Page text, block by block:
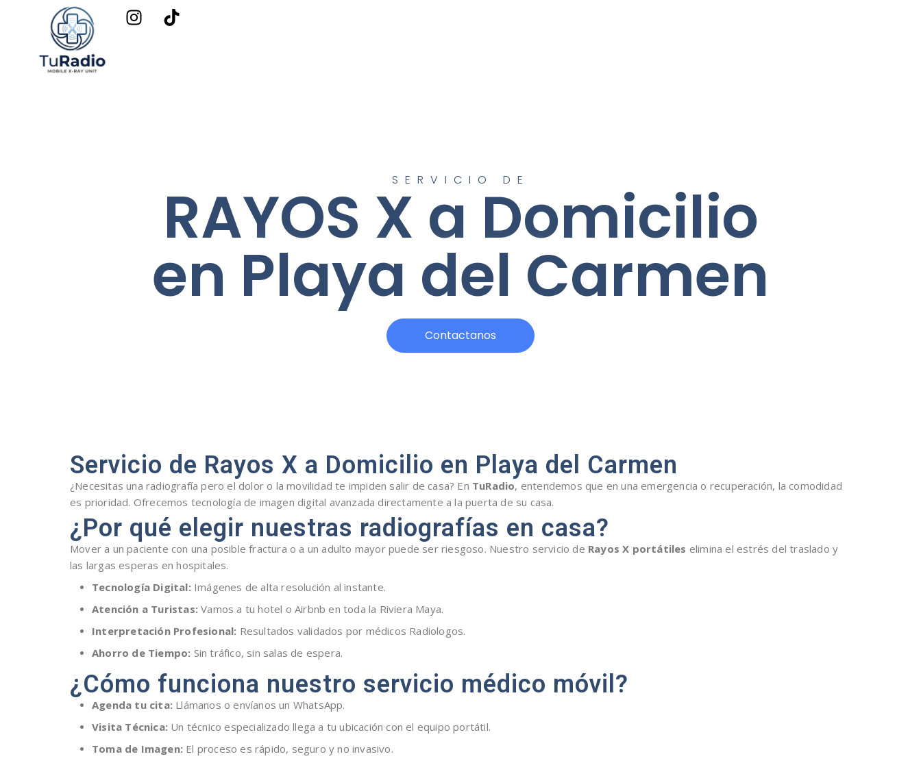
SERVICIO DE
RAYOS X a Domicilio
en Playa del Carmen
Contactanos
Servicio de Rayos X a Domicilio en Playa del Carmen
¿Necesitas una radiografía pero el dolor o la movilidad te impiden salir de casa? En TuRadio, entendemos que en una emergencia o recuperación, la comodidad
es prioridad. Ofrecemos tecnología de imagen digital avanzada directamente a la puerta de su casa.
¿Por qué elegir nuestras radiografías en casa?
Mover a un paciente con una posible fractura o a un adulto mayor puede ser riesgoso. Nuestro servicio de Rayos X portátiles elimina el estrés del traslado y
las largas esperas en hospitales.
Tecnología Digital: Imágenes de alta resolución al instante.
Atención a Turistas: Vamos a tu hotel o Airbnb en toda la Riviera Maya.
Interpretación Profesional: Resultados validados por médicos Radiologos.
Ahorro de Tiempo: Sin tráfico, sin salas de espera.
¿Cómo funciona nuestro servicio médico móvil?
Agenda tu cita: Llámanos o envíanos un WhatsApp.
Visita Técnica: Un técnico especializado llega a tu ubicación con el equipo portátil.
Toma de Imagen: El proceso es rápido, seguro y no invasivo.